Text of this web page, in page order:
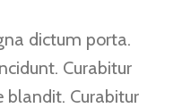
dictum porta.
Curabitur
blandit. Curabitur